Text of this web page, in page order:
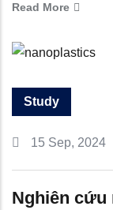
Read More
Study
15 Sep, 2024
Nghiên